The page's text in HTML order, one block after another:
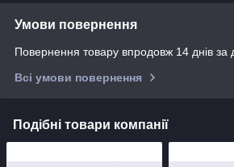
Умови повернення
Повернення товару впродовж 14 днів за
Всі умови повернення
Подібні товари компанії